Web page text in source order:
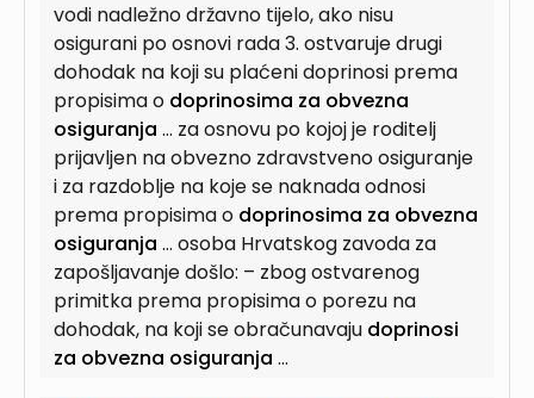
vodi nadležno državno tijelo, ako nisu
osigurani po osnovi rada 3. ostvaruje drugi
dohodak na koji su plaćeni doprinosi prema
propisima o doprinosima za obvezna
osiguranja ... za osnovu po kojoj je roditelj
prijavljen na obvezno zdravstveno osiguranje
i za razdoblje na koje se naknada odnosi
prema propisima o doprinosima za obvezna
osiguranja ... osoba Hrvatskog zavoda za
zapošljavanje došlo: – zbog ostvarenog
primitka prema propisima o porezu na
dohodak, na koji se obračunavaju doprinosi
za obvezna osiguranja ...